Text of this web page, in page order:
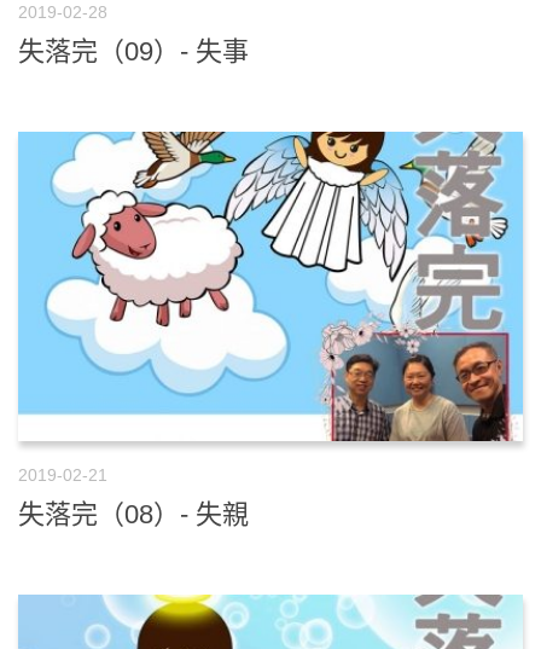
2019-02-28
失落完（09）- 失事
2019-02-21
失落完（08）- 失親